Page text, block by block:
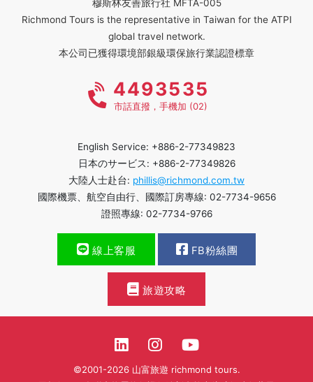
穆斯林友善旅行社 MFTA-005
Richmond Tours is the representative in Taiwan for the ATPI
global travel network.
本公司已獲得環境部銀級環保旅行業認證標章
4493535
市話直撥，手機加 (02)
English Service: +886-2-77349823
日本のサービス: +886-2-77349826
大陸人士赴台: phillis@richmond.com.tw
國際機票、航空自由行、國際訂房專線: 02-7734-9656
證照專線: 02-7734-9766
線上客服 FB粉絲團
旅遊攻略
©2001-2026 山富旅遊 richmond tours.